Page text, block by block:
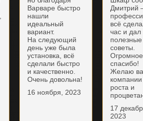
Варваре быстро
нашли
идеальный
вариант.
На следующий
день уже была
установка, всё
сделали быстро
и качественно.
Очень довольна!
16 ноября, 2023
Дмитрий
всё
час и дал
полезные
советы.
Огромное
спасибо!
Желаю
компании
роста и
17
2023